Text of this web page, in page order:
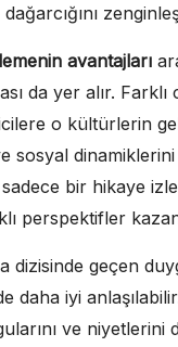
avantajları
da yer alır.
o kültürlerin
sosyal dinamiklerini
bir hikaye
perspektifler
dizisinde geçen
daha iyi
ve niyetlerini